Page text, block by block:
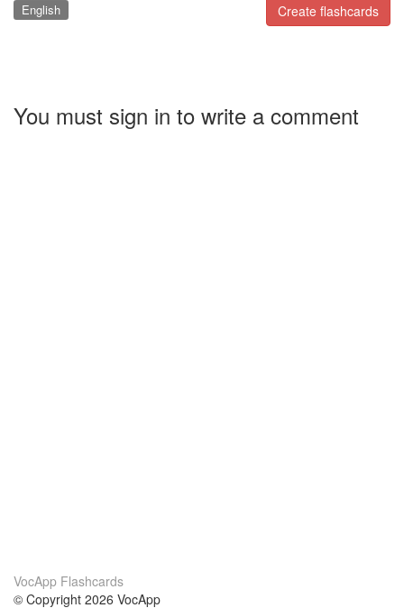
Create flashcards
English
You must sign in to write a comment
VocApp Flashcards
© Copyright 2026 VocApp